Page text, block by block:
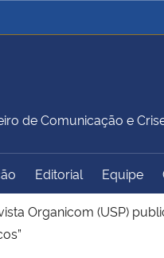
da Justiça e
Ministério
Educação
Turismo
Ministério
de Comunicação e
Editorial Equipe
Organicom (USP)